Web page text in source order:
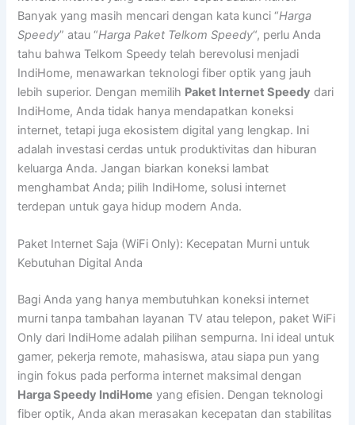
Banyak yang masih mencari dengan kata kunci “Harga
Speedy” atau “Harga Paket Telkom Speedy“, perlu Anda
tahu bahwa Telkom Speedy telah berevolusi menjadi
IndiHome, menawarkan teknologi fiber optik yang jauh
lebih superior. Dengan memilih Paket Internet Speedy dari
IndiHome, Anda tidak hanya mendapatkan koneksi
internet, tetapi juga ekosistem digital yang lengkap. Ini
adalah investasi cerdas untuk produktivitas dan hiburan
keluarga Anda. Jangan biarkan koneksi lambat
menghambat Anda; pilih IndiHome, solusi internet
terdepan untuk gaya hidup modern Anda.
Paket Internet Saja (WiFi Only): Kecepatan Murni untuk
Kebutuhan Digital Anda
Bagi Anda yang hanya membutuhkan koneksi internet
murni tanpa tambahan layanan TV atau telepon, paket WiFi
Only dari IndiHome adalah pilihan sempurna. Ini ideal untuk
gamer, pekerja remote, mahasiswa, atau siapa pun yang
ingin fokus pada performa internet maksimal dengan
Harga Speedy IndiHome yang efisien. Dengan teknologi
fiber optik, Anda akan merasakan kecepatan dan stabilitas